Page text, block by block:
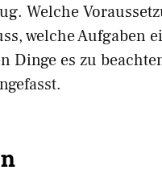
Welche
welche Aufgaben
Dinge es zu